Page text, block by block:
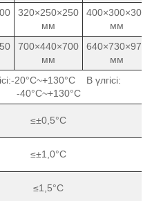
320×250×250
мм
400×300×300
мм
700×440×700
мм
640×730×970
мм
20°C~+130°C В үлгісі:
-40°C~+130°C
≤±0,5°C
≤±1,0°C
≤1,5°C